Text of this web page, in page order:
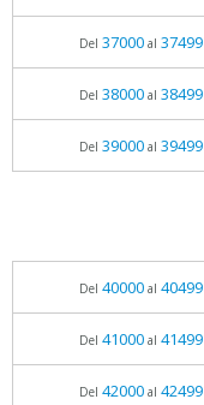
Del 37000al 37499
Del 38000al 38499
Del 39000al 39499
Del 40000al 40499
Del 41000al 41499
Del 42000al 42499